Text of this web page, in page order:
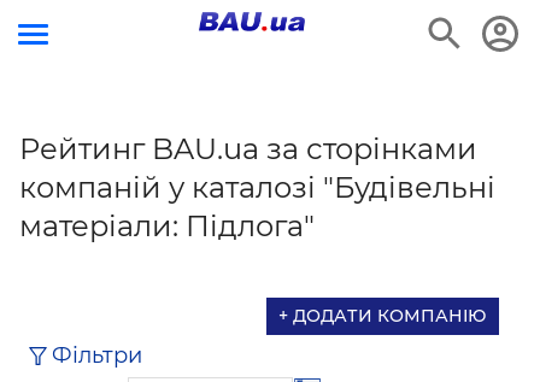
Рейтинг BAU.ua за сторінками
компаній у каталозі "Будівельні
матеріали: Підлога"
+ ДОДАТИ КОМПАНІЮ
Фільтри